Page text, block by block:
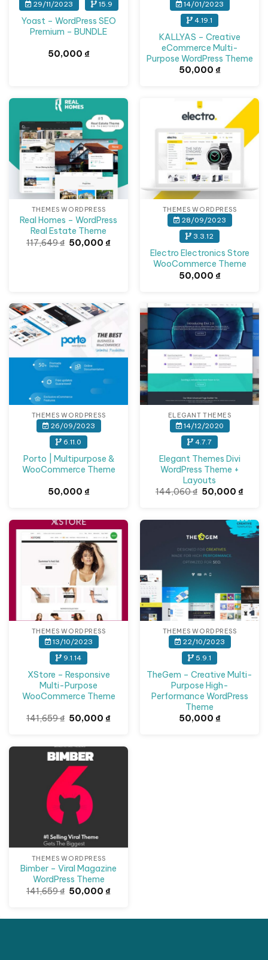
29/11/2023 15.9
Yoast – WordPress SEO
Premium – BUNDLE
50,000 ₫
14/01/2023
4.19.1
KALLYAS – Creative
eCommerce Multi-
Purpose WordPress Theme
50,000 ₫
THEMES WORDPRESS
Real Homes – WordPress
Real Estate Theme
117,649₫ Giá
gốc
50,000 ₫Giá
THEMES WORDPRESS
28/09/2023
3.3.12
Electro Electronics Store
WooCommerce Theme
50,000 ₫
THEMES WORDPRESS
26/09/2023
6.11.0
Porto | Multipurpose &
WooCommerce Theme
50,000 ₫
Giảm giá!
ELEGANT THEMES
14/12/2020
4.7.7
Elegant Themes Divi
WordPress Theme +
Layouts
144,060₫ Giá
gốc
50,000₫Giá
Giảm giá!
THEMES WORDPRESS
13/10/2023
9.1.14
XStore – Responsive
Multi-Purpose
WooCommerce Theme
141,659₫ Giá
50,000₫Giá
50,000 ₫.
THEMES WORDPRESS
22/10/2023
5.9.1
TheGem – Creative Multi-
Purpose High-
Performance WordPress
Theme
50,000 ₫
Giảm giá!
THEMES WORDPRESS
Bimber – Viral Magazine
WordPress Theme
141,659₫ Giá
gốc
50,000₫Giá